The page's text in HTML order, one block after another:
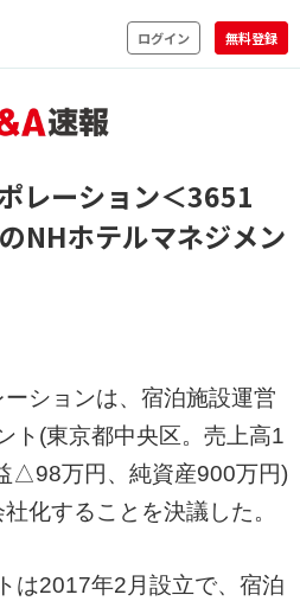
ログイン 無料登録
レーション＜3651
NHホテルマネジメン
ーションは、宿泊施設運営
ト(東京都中央区。売上高1
△98万円、純資産900万円)
化することを決議した。
は2017年2月設立で、宿泊